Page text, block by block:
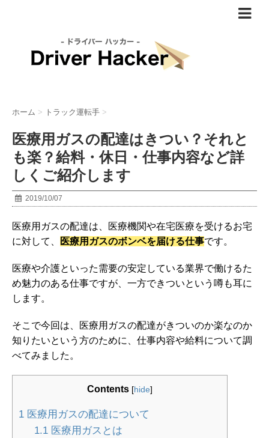
ホーム > トラック運転手 >
医療用ガスの配達はきつい？それと
も楽？給料・休日・仕事内容など詳
しくご紹介します
2019/10/07
医療用ガスの配達は、医療機関や在宅医療を受けるお宅
に対して、
医療用ガスのボンベを届ける仕事です。
医療や介護といった需要の安定している業界で働けるた
め魅力のある仕事ですが、一方できついという噂も耳に
します。
そこで今回は、医療用ガスの配達がきついのか楽なのか
知りたいという方のために、仕事内容や給料について調
べてみました。
Contents [hide]
1 医療用ガスの配達について
1.1医療用ガスとは